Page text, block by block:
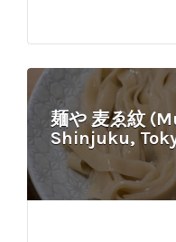
麺や 麦ゑ紋
Shinjuku,